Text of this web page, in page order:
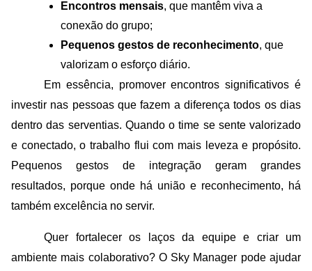
Encontros mensais, que mantêm viva a
conexão do grupo;
Pequenos gestos de reconhecimento, que
valorizam o esforço diário.
Em essência, promover encontros significativos é
investir nas pessoas que fazem a diferença todos os dias
dentro das serventias. Quando o time se sente valorizado
e conectado, o trabalho flui com mais leveza e propósito.
Pequenos gestos de integração geram grandes
resultados, porque onde há união e reconhecimento, há
também excelência no servir.
Quer fortalecer os laços da equipe e criar um
ambiente mais colaborativo? O Sky Manager pode ajudar